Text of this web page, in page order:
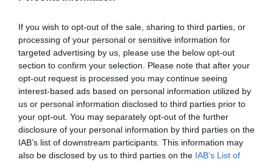
If you wish to opt-out of the sale, sharing to third parties, or
processing of your personal or sensitive information for
targeted advertising by us, please use the below opt-out
section to confirm your selection. Please note that after your
opt-out request is processed you may continue seeing
interest-based ads based on personal information utilized by
us or personal information disclosed to third parties prior to
your opt-out. You may separately opt-out of the further
disclosure of your personal information by third parties on the
IAB’s list of downstream participants. This information may
also be disclosed by us to third parties on the IAB’s List of
Enormes minucias
por Eulogio López